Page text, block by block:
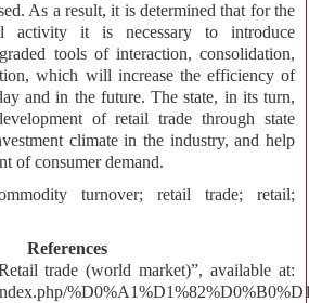
As a result, it is determined that for the
activity it is necessary to introduce
tools of interaction, consolidation,
which will increase the efficiency of
and in the future. The state, in its turn,
of retail trade through state
climate in the industry, and help
of consumer demand.
turnover; retail trade; retail;
References
trade (world market)”, available at: